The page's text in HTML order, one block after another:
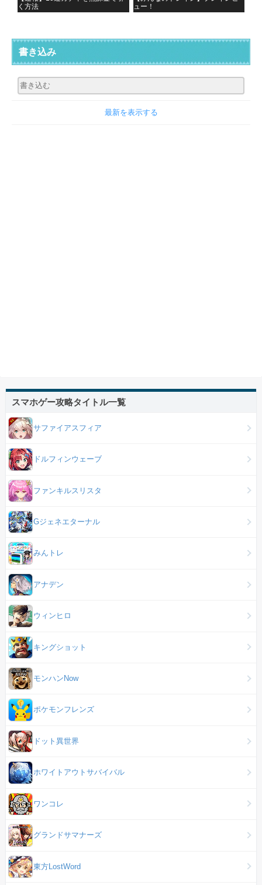
く方法
ュー！
書き込み
最新を表示する
スマホゲー攻略タイトル一覧
サファイアスフィア
ドルフィンウェーブ
ファンキルスリスタ
Gジェネエターナル
みんトレ
アナデン
ウィンヒロ
キングショット
モンハンNow
ポケモンフレンズ
ドット異世界
ホワイトアウトサバイバル
ワンコレ
グランドサマナーズ
東方LostWord